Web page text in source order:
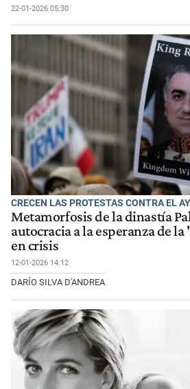
22-01-2026 05:30
CRECEN LAS PROTESTAS CONTRA EL
Metamorfosis de la dinastía
autocracia a la esperanza de
en crisis
12-01-2026 14:12
DARÍO SILVA D'ANDREA